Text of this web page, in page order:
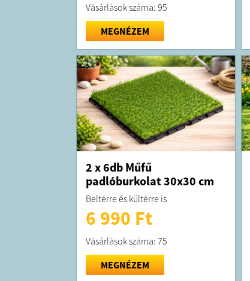
Vásárlások száma: 95
MEGNÉZEM
2 x 6db Műfű
padlóburkolat 30x30 cm
Beltérre és kültérre is
6 990 Ft
Vásárlások száma: 75
MEGNÉZEM